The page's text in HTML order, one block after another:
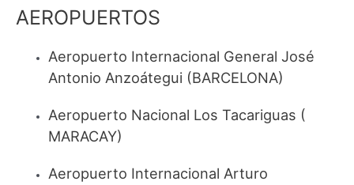
AEROPUERTOS
Aeropuerto Internacional General José
Antonio Anzoátegui (BARCELONA)
Aeropuerto Nacional Los Tacariguas (
MARACAY)
Aeropuerto Internacional Arturo